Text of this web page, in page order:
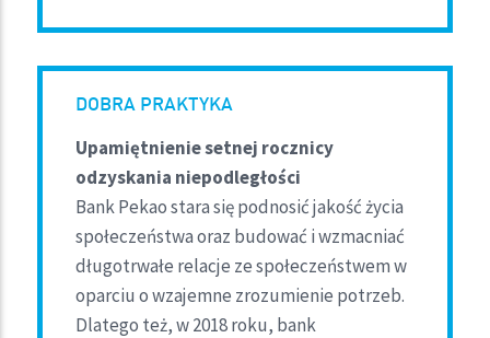
DOBRA PRAKTYKA
Upamiętnienie setnej rocznicy
odzyskania niepodległości
Bank Pekao stara się podnosić jakość życia
społeczeństwa oraz budować i wzmacniać
długotrwałe relacje ze społeczeństwem w
oparciu o wzajemne zrozumienie potrzeb.
Dlatego też, w 2018 roku, bank